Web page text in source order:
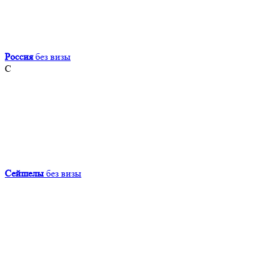
Россия без визы
С
Сейшелы без визы